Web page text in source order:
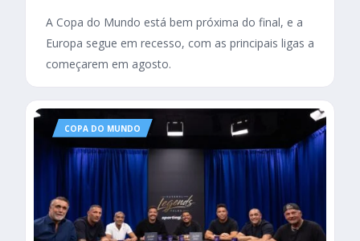
A Copa do Mundo está bem próxima do final, e a
Europa segue em recesso, com as principais ligas a
começarem em agosto.
COPA DO MUNDO